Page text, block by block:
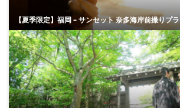
【夏季限定】福岡 – サンセット 奈多海岸前撮りプ